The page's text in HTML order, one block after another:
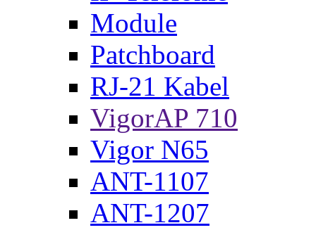
Module
Patchboard
RJ-21 Kabel
VigorAP 710
Vigor N65
ANT-1107
ANT-1207